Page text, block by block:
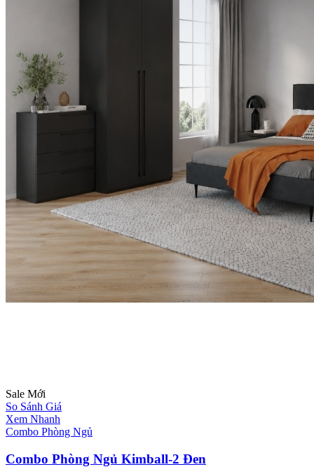
Sale Mới
So Sánh Giá
Xem Nhanh
Combo Phòng Ngủ
Combo Phòng Ngủ Kimball-2 Đen